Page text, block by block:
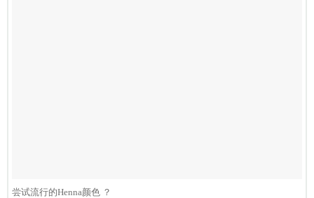
尝试流行的Henna颜色 ？